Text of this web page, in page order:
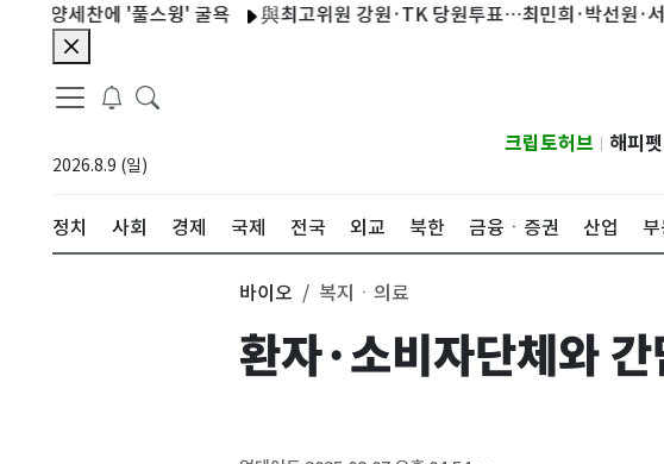
세찬에 '풀스윙' 굴욕 與최고위원 강원·TK 당원투표…최민희·박선원·서미화·
2026.8.9 (일)
크립토허브 해피펫
정치 사회 경제 국제 전국 외교 북한 금융ㆍ증권 산업
바이오 복지ㆍ의료
환자·소비자단체와